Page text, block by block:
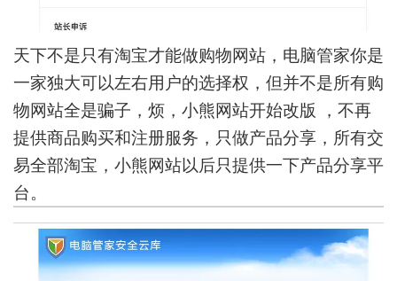
天下不是只有淘宝才能做购物网站，电脑管家你是
一家独大可以左右用户的选择权，但并不是所有购
物网站全是骗子，烦，小熊网站开始改版 ，不再
提供商品购买和注册服务，只做产品分享，所有交
易全部淘宝，小熊网站以后只提供一下产品分享平
台。